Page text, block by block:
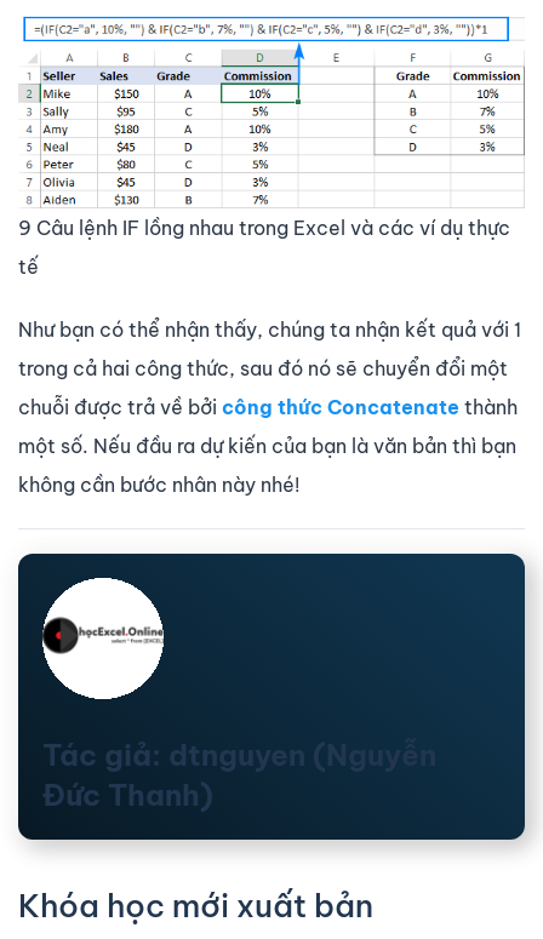
9 Câu lệnh IF lồng nhau trong Excel và các ví dụ thực
tế
Như bạn có thể nhận thấy, chúng ta nhận kết quả với 1
trong cả hai công thức, sau đó nó sẽ chuyển đổi một
chuỗi được trả về bởi công thức Concatenate thành
một số. Nếu đầu ra dự kiến ​​của bạn là văn bản thì bạn
không cần bước nhân này nhé!
Tác giả: dtnguyen (Nguyễn
Đức Thanh)
Khóa học mới xuất bản